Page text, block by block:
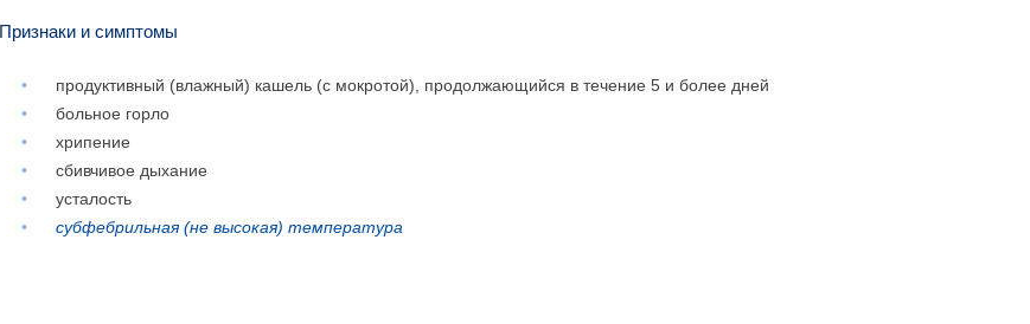
Признаки и симптомы
•
продуктивный (влажный) кашель (с мокротой), продолжающийся в течение 5 и более дней
•
больное горло
•
хрипение
•
сбивчивое дыхание
•
усталость
•
субфебрильная (не высокая) температура